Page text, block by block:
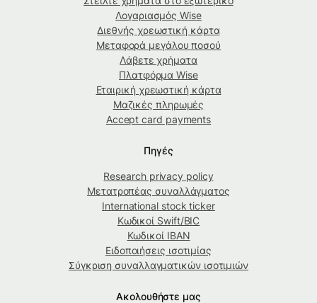
Λογαριασμός Wise
Διεθνής χρεωστική κάρτα
Μεταφορά μεγάλου ποσού
Λάβετε χρήματα
Πλατφόρμα Wise
Εταιρική χρεωστική κάρτα
Μαζικές πληρωμές
Accept card payments
Πηγές
Research privacy policy
Μετατροπέας συναλλάγματος
International stock ticker
Κωδικοί Swift/BIC
Κωδικοί IBAN
Ειδοποιήσεις ισοτιμίας
Σύγκριση συναλλαγματικών ισοτιμιών
Ακολουθήστε μας